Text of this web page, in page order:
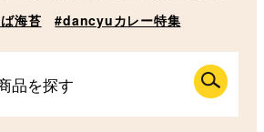
海苔
#dancyuカレー特集